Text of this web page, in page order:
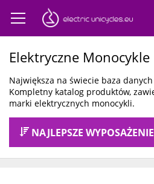
Elektryczne Monocykle
Największa na świecie baza
Kompletny katalog produktów,
marki elektrycznych monocykli.
NAJLEPSZE WYPOSAŻENIE